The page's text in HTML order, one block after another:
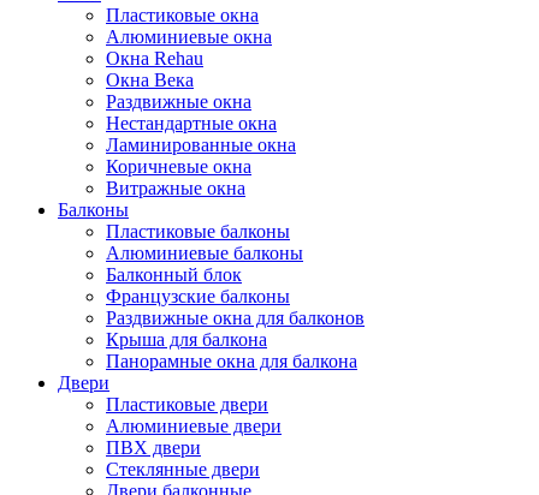
Пластиковые окна
Алюминиевые окна
Окна Rehau
Окна Века
Раздвижные окна
Нестандартные окна
Ламинированные окна
Коричневые окна
Витражные окна
Балконы
Пластиковые балконы
Алюминиевые балконы
Балконный блок
Французские балконы
Раздвижные окна для балконов
Крыша для балкона
Панорамные окна для балкона
Двери
Пластиковые двери
Алюминиевые двери
ПВХ двери
Стеклянные двери
Двери балконные